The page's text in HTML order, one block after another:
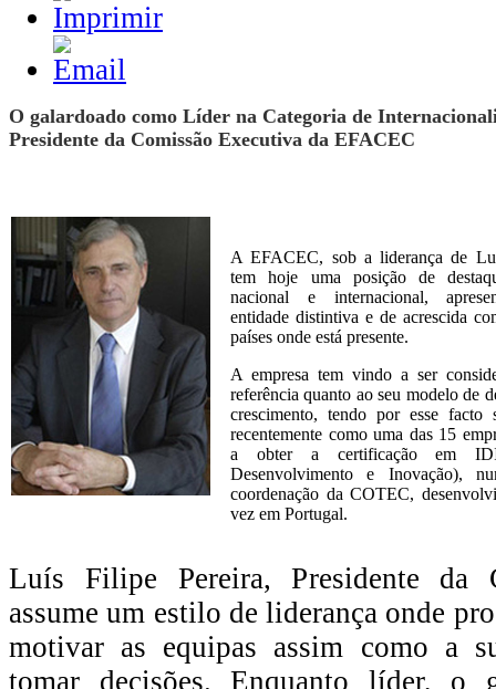
O galardoado como Líder na Categoria de
Presidente da Comissão Executiva da EFACEC
A EFACEC, sob a liderança de
tem hoje uma posição de
nacional e internacional,
entidade distintiva e de acrescida
países onde está presente.
A empresa tem vindo a ser
referência quanto ao seu modelo de
crescimento, tendo por esse facto
recentemente como uma das 15
a obter a certificação em IDI
Desenvolvimento e Inovação),
coordenação da COTEC,
vez em Portugal.
Luís Filipe Pereira, Presidente da
assume um estilo de liderança onde
motivar as equipas assim como a
tomar decisões. Enquanto líder, o